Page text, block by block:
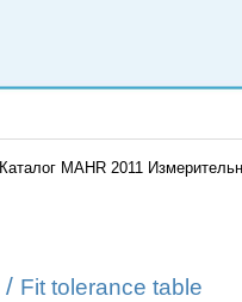
Каталог MAHR 2011
/ Fit tolerance table